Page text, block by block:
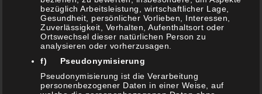
Flanksteak „Calzone“ Style
16. Januar 2021
Vitello Tonnato BBQ Style
9. Januar 2021
Marinierter Blumenkohl Griechische Art
6. Januar 2021
bezüglich Arbeitsleistung, wirtschaftlicher Lage,
Gesundheit, persönlicher Vorlieben, Interessen,
Zuverlässigkeit, Verhalten, Aufenthaltsort oder
Ortswechsel dieser natürlichen Person zu
analysieren oder vorherzusagen.
f) Pseudonymisierung
Pseudonymisierung ist die Verarbeitung
personenbezogener Daten in einer Weise, auf